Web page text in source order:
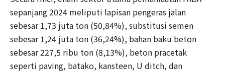
sepanjang 2024 meliputi lapisan pengeras jalan
sebesar 1,73 juta ton (50,84%), substitusi semen
sebesar 1,24 juta ton (36,24%), bahan baku beton
sebesar 227,5 ribu ton (8,13%), beton pracetak
seperti paving, batako, kansteen, U ditch, dan